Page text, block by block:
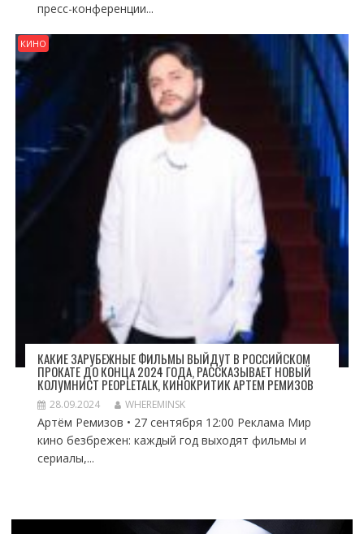
пресс-конференции...
КИНО
КАКИЕ ЗАРУБЕЖНЫЕ ФИЛЬМЫ ВЫЙДУТ В РОССИЙСКОМ
ПРОКАТЕ ДО КОНЦА 2024 ГОДА, РАССКАЗЫВАЕТ НОВЫЙ
КОЛУМНИСТ PEOPLETALK, КИНОКРИТИК АРТЕМ РЕМИЗОВ
28.09.2024 WHEREMINSK
Артём Ремизов • 27 сентября 12:00 Реклама Мир
кино безбрежен: каждый год выходят фильмы и
сериалы,...